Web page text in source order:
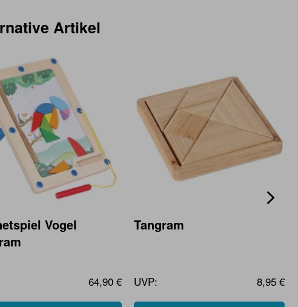
Artikel
Vogel
64,90 €
Tangram
UVP: 8,95 €